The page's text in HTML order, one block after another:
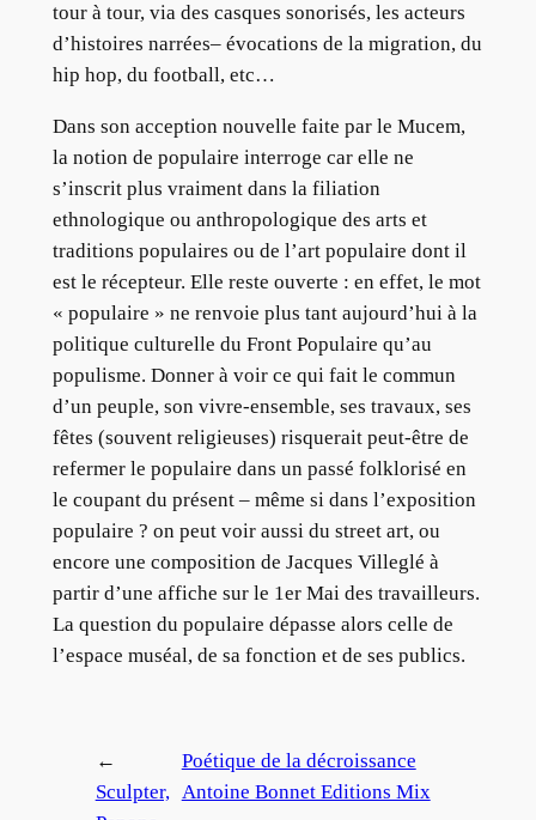
tour à tour, via des casques sonorisés, les acteurs
d’histoires narrées– évocations de la migration, du
hip hop, du football, etc…
Dans son acception nouvelle faite par le Mucem,
la notion de populaire interroge car elle ne
s’inscrit plus vraiment dans la filiation
ethnologique ou anthropologique des arts et
traditions populaires ou de l’art populaire dont il
est le récepteur. Elle reste ouverte : en effet, le mot
« populaire » ne renvoie plus tant aujourd’hui à la
politique culturelle du Front Populaire qu’au
populisme. Donner à voir ce qui fait le commun
d’un peuple, son vivre-ensemble, ses travaux, ses
fêtes (souvent religieuses) risquerait peut-être de
refermer le populaire dans un passé folklorisé en
le coupant du présent – même si dans l’exposition
populaire ? on peut voir aussi du street art, ou
encore une composition de Jacques Villeglé à
partir d’une affiche sur le 1er Mai des travailleurs.
La question du populaire dépasse alors celle de
l’espace muséal, de sa fonction et de ses publics.
←
Sculpter,
Poétique de la décroissance
Antoine Bonnet Editions Mix